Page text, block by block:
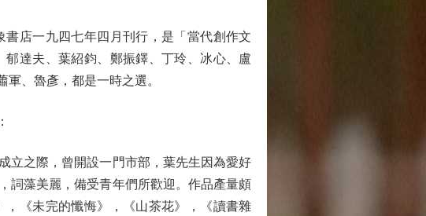
店一九四七年四月刊行，是「當代創作文
達夫、葉紹鈞、鄭振鐸、丁玲、冰心、盧
、魯彥，都是一時之選。
之際，曾開設一門市部，葉先生因為愛好
詞藻美麗，備受青年們所歡迎。作品產量頗
《未完的懺悔》，《山茶花》，《讀書雜